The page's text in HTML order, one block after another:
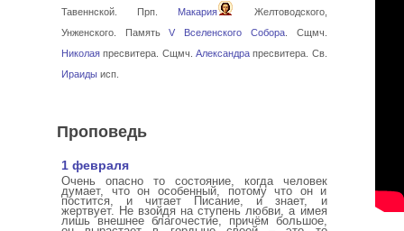
Тавеннской. Прп. Макария
Желтоводского,
Унженского. ПамятьV Вселенского Собора. Сщмч.
Николая пресвитера. Сщмч. Александрапресвитера. Св.
Ираиды исп.
Проповедь
1 февраля
Очень опасно то состояние, когда человек
думает, что он особенный, потому что он и
постится, и читает Писание, и знает, и
жертвует. Не взойдя на ступень любви, а имея
лишь внешнее благочестие, причём большое,